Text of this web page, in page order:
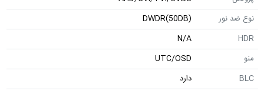
DWDR(50DB)
UTC/OSD